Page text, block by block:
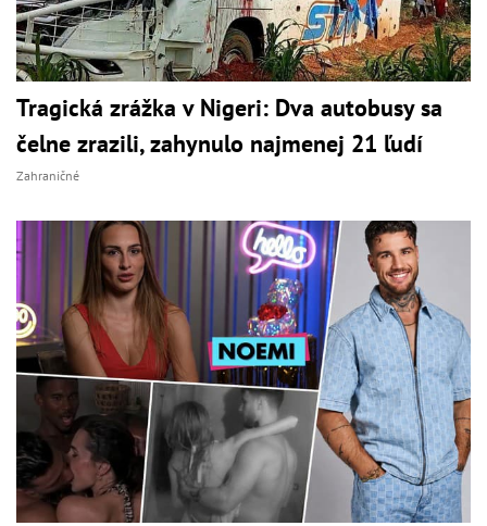
Tragická zrážka v Nigeri: Dva autobusy sa
čelne zrazili, zahynulo najmenej 21 ľudí
Zahraničné